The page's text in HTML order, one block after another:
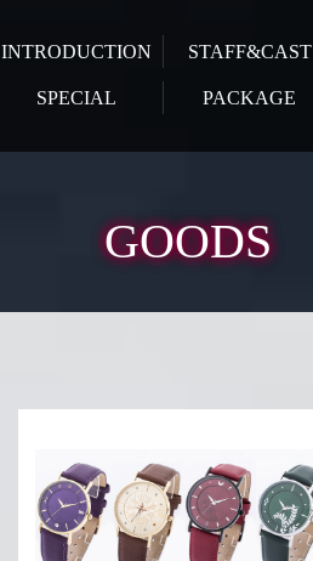
INTRODUCTION STAFF&CAST
SPECIAL PACKAGE
GOODS